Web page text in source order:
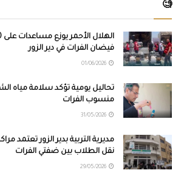
🧐
فيضان الفرات في دير الزور
تحاليل يومية تؤكد سلامة مياه
منسوب الفرات
مديرية التربية بدير الزور تعتمد
نقل الطلاب بين ضفتي الفرات